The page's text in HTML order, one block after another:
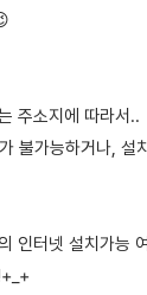
주소지에 따라서..
불가능하거나, 설
인터넷 설치가능